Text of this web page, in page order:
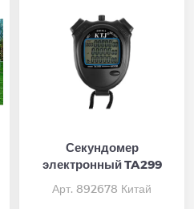
Секундомер
электронный TA299
Арт. 892678 Китай